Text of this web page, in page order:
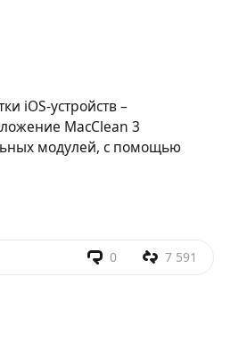
iOS-устройств –
MacClean 3
модулей, с помощью
0 7 591